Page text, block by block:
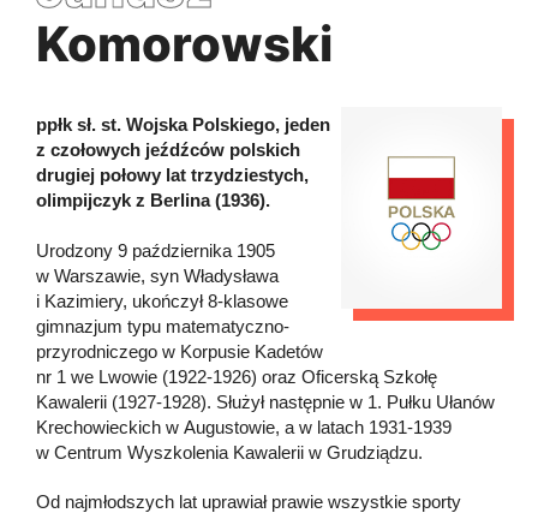
Komorowski
ppłk sł. st. Wojska Polskiego, jeden
z czołowych jeźdźców polskich
drugiej połowy lat trzydziestych,
olimpijczyk z Berlina (1936).
Urodzony 9 października 1905
w Warszawie, syn Władysława
i Kazimiery, ukończył 8-klasowe
gimnazjum typu matematyczno-
przyrodniczego w Korpusie Kadetów
nr 1 we Lwowie (1922-1926) oraz Oficerską Szkołę
Kawalerii (1927-1928). Służył następnie w 1. Pułku Ułanów
Krechowieckich w Augustowie, a w latach 1931-1939
w Centrum Wyszkolenia Kawalerii w Grudziądzu.
Od najmłodszych lat uprawiał prawie wszystkie sporty